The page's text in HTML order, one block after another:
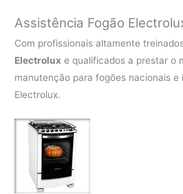
Assistência Fogão
Com profissionais altamente
Electrolux e qualificados a prestar o
manutenção para fogões nacionais e
Electrolux.